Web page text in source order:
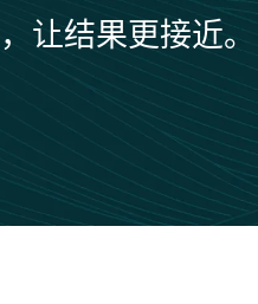
让结果更接近。